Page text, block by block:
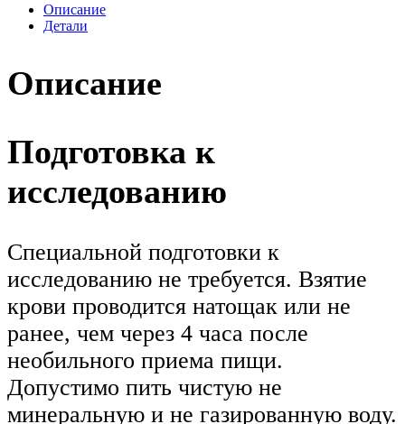
Описание
Детали
Описание
Подготовка к
исследованию
Специальной подготовки к
исследованию не требуется. Взятие
крови проводится натощак или не
ранее, чем через 4 часа после
необильного приема пищи.
Допустимо пить чистую не
минеральную и не газированную воду.